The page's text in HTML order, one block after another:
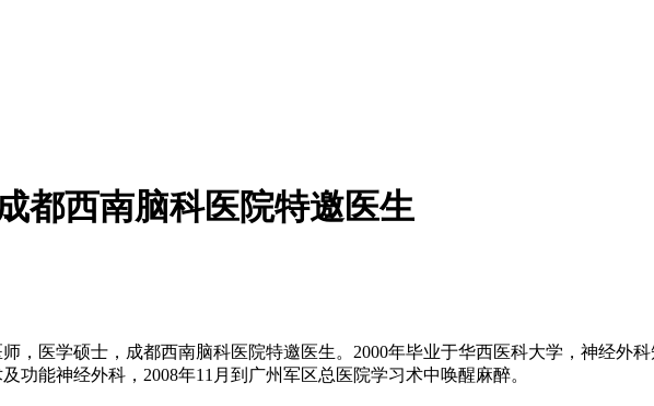
都西南脑科医院特邀医生
，医学硕士，成都西南脑科医院特邀医生。2000年毕业于华西医科大学，神经外
功能神经外科，2008年11月到广州军区总医院学习术中唤醒麻醉。